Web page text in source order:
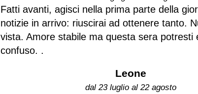
Fatti avanti, agisci nella prima parte della
notizie in arrivo: riuscirai ad ottenere tanto.
vista. Amore stabile ma questa sera potresti
confuso. .
Leone
dal 23 luglio al 22 agosto